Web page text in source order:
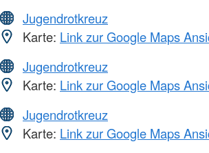
Jugendrotkreuz
Karte: Link zur Google Maps
Jugendrotkreuz
Karte: Link zur Google Maps
Jugendrotkreuz
Karte: Link zur Google Maps